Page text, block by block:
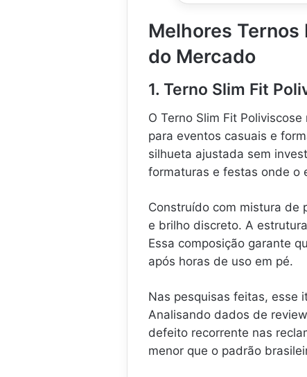
Melhores
do Mercado
1. Terno Slim Fit
O Terno Slim Fit
para eventos casuais e
silhueta ajustada sem
formaturas e festas onde o
Construído com mistura de
e brilho discreto. A
Essa composição garante
após horas de uso em pé.
Nas pesquisas feitas, esse
Analisando dados de
defeito recorrente nas
menor que o padrão